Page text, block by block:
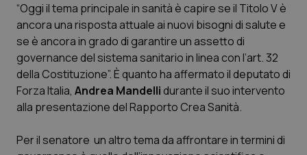
Studi e Analisi
Lettere al direttore
Edizioni Regionali
QS Pro
“Oggi il tema principale in sanità è capire se il Titolo V è
ancora una risposta attuale ai nuovi bisogni di salute e
se è ancora in grado di garantire un assetto di
governancedel sistema sanitario in linea con l’art. 32
della Costituzione”. È quanto ha affermato il deputato di
Forza Italia, Andrea Mandellidurante il suo intervento
alla presentazione del Rapporto Crea Sanità.
Per il senatore un altro tema da affrontare in termini di